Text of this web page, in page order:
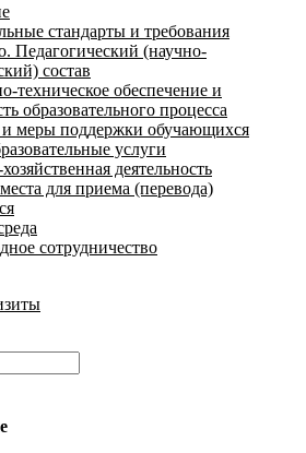
стандарты и требования
Педагогический (научно-
состав
техническое обеспечение и
образовательного процесса
меры поддержки обучающихся
услуги
деятельность
для приема (перевода)
сотрудничество